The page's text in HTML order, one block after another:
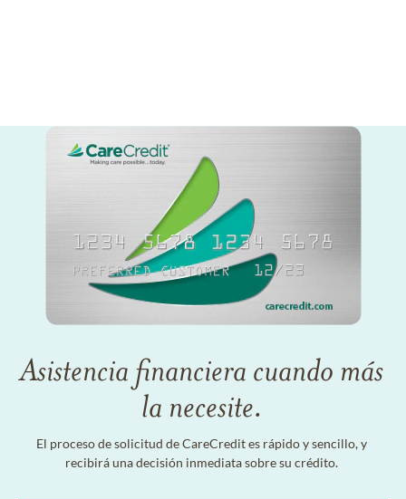
Asistencia financiera cuando más
la necesite.
El proceso de solicitud de CareCredit es rápido y sencillo, y
recibirá una decisión inmediata sobre su crédito.